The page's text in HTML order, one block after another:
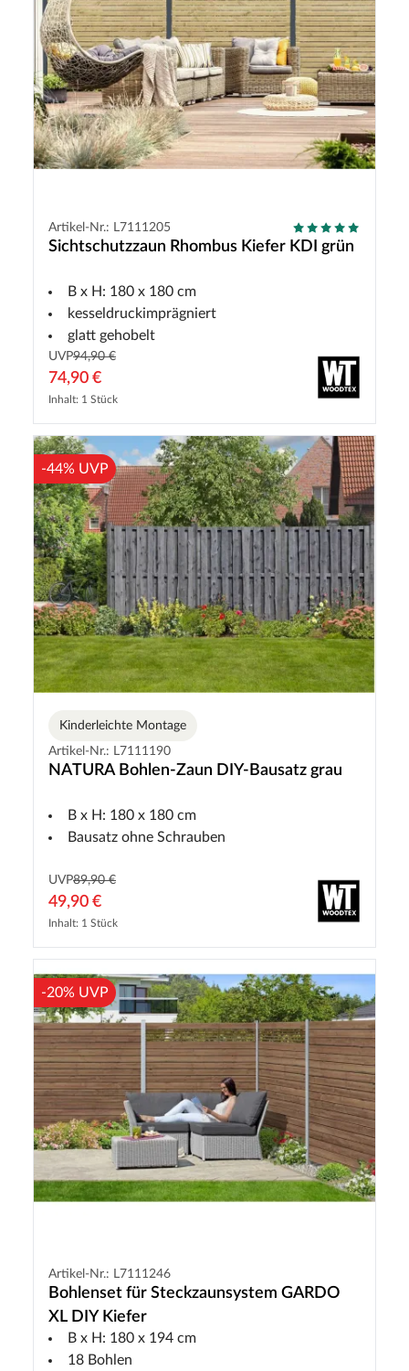
Artikel-Nr.: L7111205
Sichtschutzzaun Rhombus Kiefer KDI grün
B x H: 180 x 180 cm
kesseldruckimprägniert
glatt gehobelt
UVP94,90 €
74,90 €
Inhalt: 1 Stück
-44% UVP
Kinderleichte Montage
Artikel-Nr.: L7111190
NATURA Bohlen-Zaun DIY-Bausatz grau
B x H: 180 x 180 cm
Bausatz ohne Schrauben
UVP89,90 €
49,90 €
Inhalt: 1 Stück
-20% UVP
Artikel-Nr.: L7111246
Bohlenset für Steckzaunsystem GARDO
XL DIY Kiefer
B x H: 180 x 194 cm
18 Bohlen